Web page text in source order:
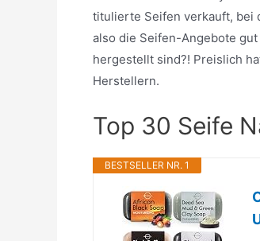
titulierte Seifen verkauft, bei
also die Seifen-Angebote
hergestellt sind?! Preislich
Herstellern.
Top 30 Seife
BESTSELLER NR. 1